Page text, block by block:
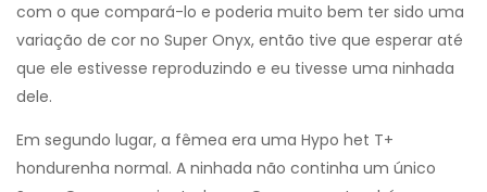
com o que compará-lo e poderia muito bem ter sido uma
variação de cor no Super Onyx, então tive que esperar até
que ele estivesse reproduzindo e eu tivesse uma ninhada
dele.
Em segundo lugar, a fêmea era uma Hypo het T+
hondurenha normal. A ninhada não continha um único